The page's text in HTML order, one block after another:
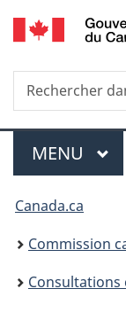
Rechercher
dans
Menu
MENU
Vous
êtes
ici
Canada.ca
Commission